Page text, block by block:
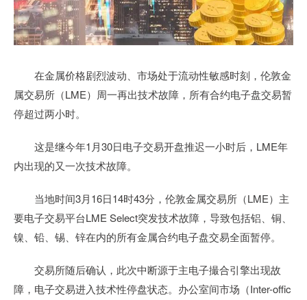
在金属价格剧烈波动、市场处于流动性敏感时刻，伦敦金
属交易所（LME）周一再出技术故障，所有合约电子盘交易暂
停超过两小时。
这是继今年1月30日电子交易开盘推迟一小时后，LME年
内出现的又一次技术故障。
当地时间3月16日14时43分，伦敦金属交易所（LME）主
要电子交易平台LME Select突发技术故障，导致包括铝、铜、
镍、铅、锡、锌在内的所有金属合约电子盘交易全面暂停。
交易所随后确认，此次中断源于主电子撮合引擎出现故
障，电子交易进入技术性停盘状态。办公室间市场（Inter-offic